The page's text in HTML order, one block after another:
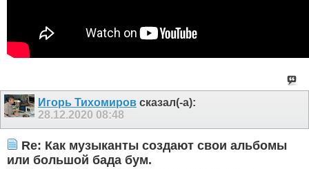
Игорь Тихомиров сказал(-а):
28.12.2020 08:48
Re: Как музыканты создают свои альбомы
или большой бада бум.